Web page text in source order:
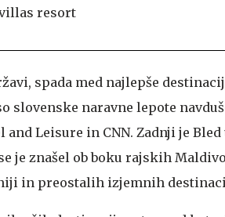
spada med najlepše
slovenske naravne lepote
Leisure in CNN. Zadnji je
je znašel ob boku rajskih
in preostalih izjemnih